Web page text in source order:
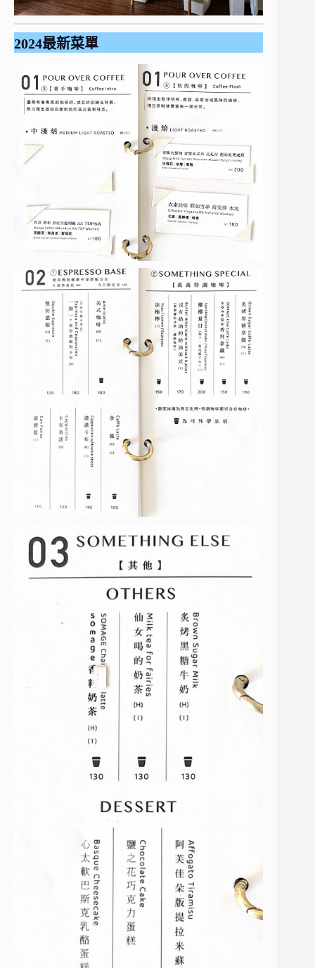
2024最新菜單